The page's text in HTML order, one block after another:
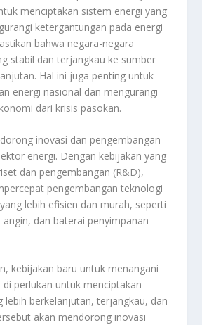
menciptakan sistem energi yang
ketergantungan pada energi
bahwa negara-negara
stabil dan terjangkau ke sumber
Hal ini juga penting untuk
energi nasional dan mengurangi
dari krisis pasokan.
inovasi dan pengembangan
energi. Dengan kebijakan yang
dan pengembangan (R&D),
pengembangan teknologi
lebih efisien dan murah, seperti
dan baterai penyimpanan
kebijakan baru untuk menangani
di perlukan untuk menciptakan
lebih berkelanjutan, terjangkau, dan
akan mendorong inovasi